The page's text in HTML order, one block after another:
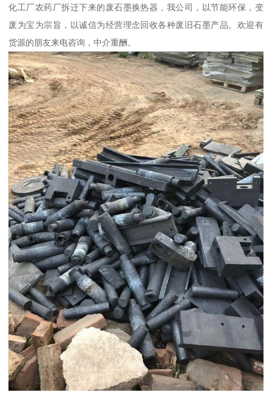
化工厂农药厂拆迁下来的废石墨换热器，我公司，以节能环保，变
废为宝为宗旨，以诚信为经营理念回收各种废旧石墨产品。欢迎有
货源的朋友来电咨询，中介重酬。